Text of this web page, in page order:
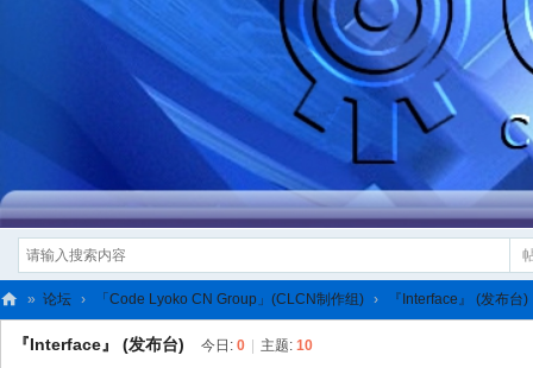
» 论坛 › 「Code Lyoko CN Group」(CLCN制作组) › 『Interface』 (发布台)
『Interface』 (发布台) 今日: 0 主题: 10